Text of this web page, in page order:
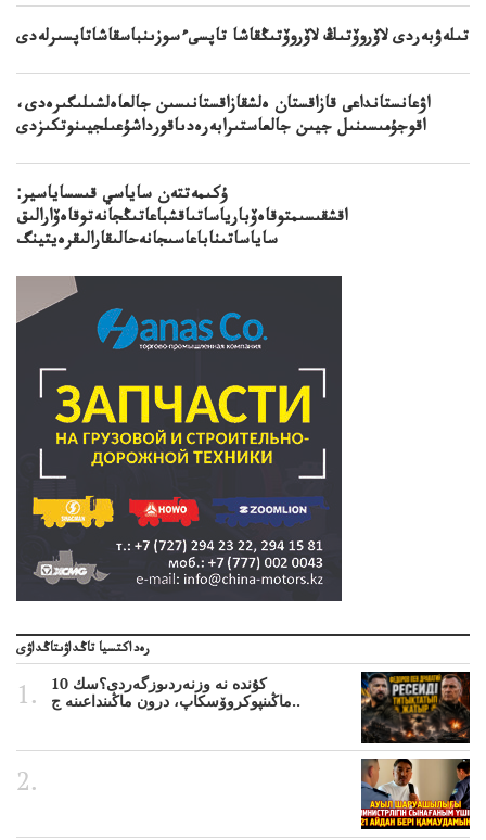
تىلەۋبەردى لاۆروۆتىڭ لاۆروۆتىڭقاشا تاپسىءسوزىنباسقاشاتاپسىرلەدى
اۋعانستانداعى قازاقستان ەلشقازاقستانىسىن جالعاەلشىلىگىرەدى،
اقوجۇمىسىنىل جيىن جالعاستىرابەرەدىاقورداشۇعىلجيىنوتكىزدى
ۇكىمەتتەن ساياسي قىسساياسير:
اقشقىسىمتوقاەۆبارياساتىاقشباعاتىڭجانەتوقاەۆارالىق
ساياساتىناباعاسىجانەحالىقارالىقرەيتينگ
رەداكتسيا تاڭداۋىتاڭداۋى
10 كۇندە نە وزنەردىوزگەردى؟سك
ماڭىنپوكروۆسكاپ، درون ماڭىنداعىنە ج..